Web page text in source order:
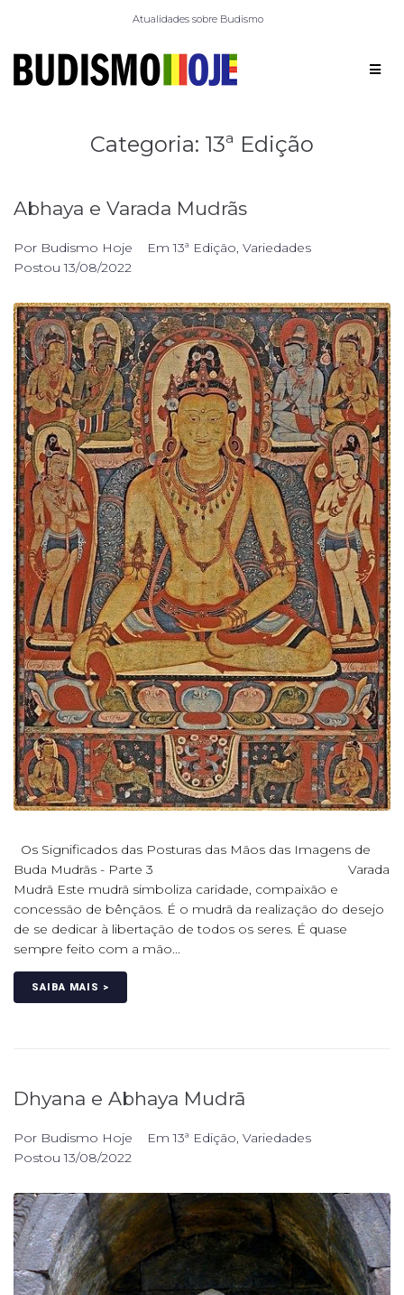
Atualidades sobre Budismo
Categoria: 13ª Edição
Abhaya e Varada Mudrãs
Por Budismo Hoje Em13ª Edição, Variedades
Postou13/08/2022
Os Significados das Posturas das Mãos das Imagens de
Buda Mudrãs - Parte 3 Varada
Mudrã Este mudrã simboliza caridade, compaixão e
concessão de bênçãos. É o mudrã da realização do desejo
de se dedicar à libertação de todos os seres. É quase
sempre feito com a mão...
SAIBA MAIS >
Dhyana e Abhaya Mudrā
Por Budismo Hoje Em13ª Edição, Variedades
Postou13/08/2022